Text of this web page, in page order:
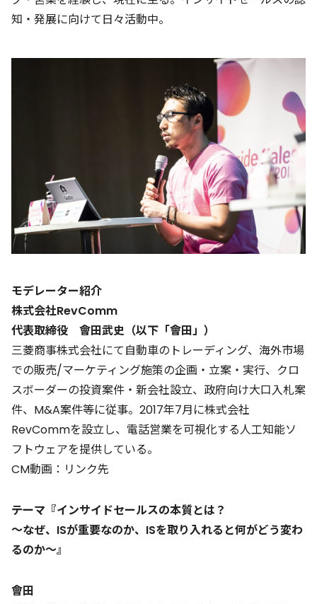
知・発展に向けて日々活動中。
モデレーター紹介
株式会社RevComm
代表取締役 會田武史（以下「會田」）
三菱商事株式会社にて自動車のトレーディング、海外市場
での販売/マーケティング施策の企画・立案・実行、クロ
スボーダーの投資案件・新会社設立、政府向け大口入札案
件、M&A案件等に従事。2017年7月に株式会社
RevCommを設立し、電話営業を可視化する人工知能ソ
フトウェアを提供している。
CM動画： リンク先
――テーマ『インサイドセールスの本質とは？
～なぜ、ISが重要なのか、ISを取り入れると何がどう変わ
るのか～』
會田